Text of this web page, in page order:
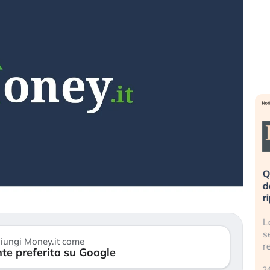
Money.it come
preferita su Google
lo scoppio
dell’economia reale. L’America sta
La ricchezza mondiale cresce, ma è
sempre più sganciata dall’economia
reale. (…)